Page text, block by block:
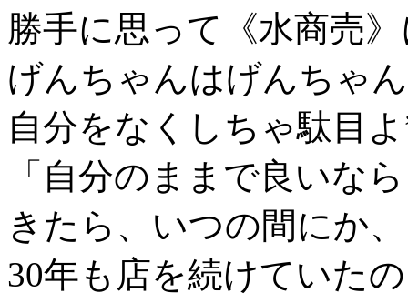
勝手に思って《水商売
げんちゃんはげんちゃ
自分をなくしちゃ駄目
「自分のままで良いな
きたら、いつの間にか、
30年も店を続けていた